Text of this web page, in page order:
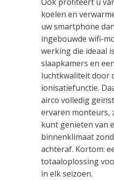
koelen en
uw smartphone
ingebouwde wifi-
werking die ideaal
slaapkamers en
luchtkwaliteit door
ionisatiefunctie.
airco volledig
ervaren monteurs,
kunt genieten van
binnenklimaat
achteraf. Kortom:
totaaloplossing
in elk seizoen.